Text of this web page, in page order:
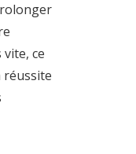
ce
réussite